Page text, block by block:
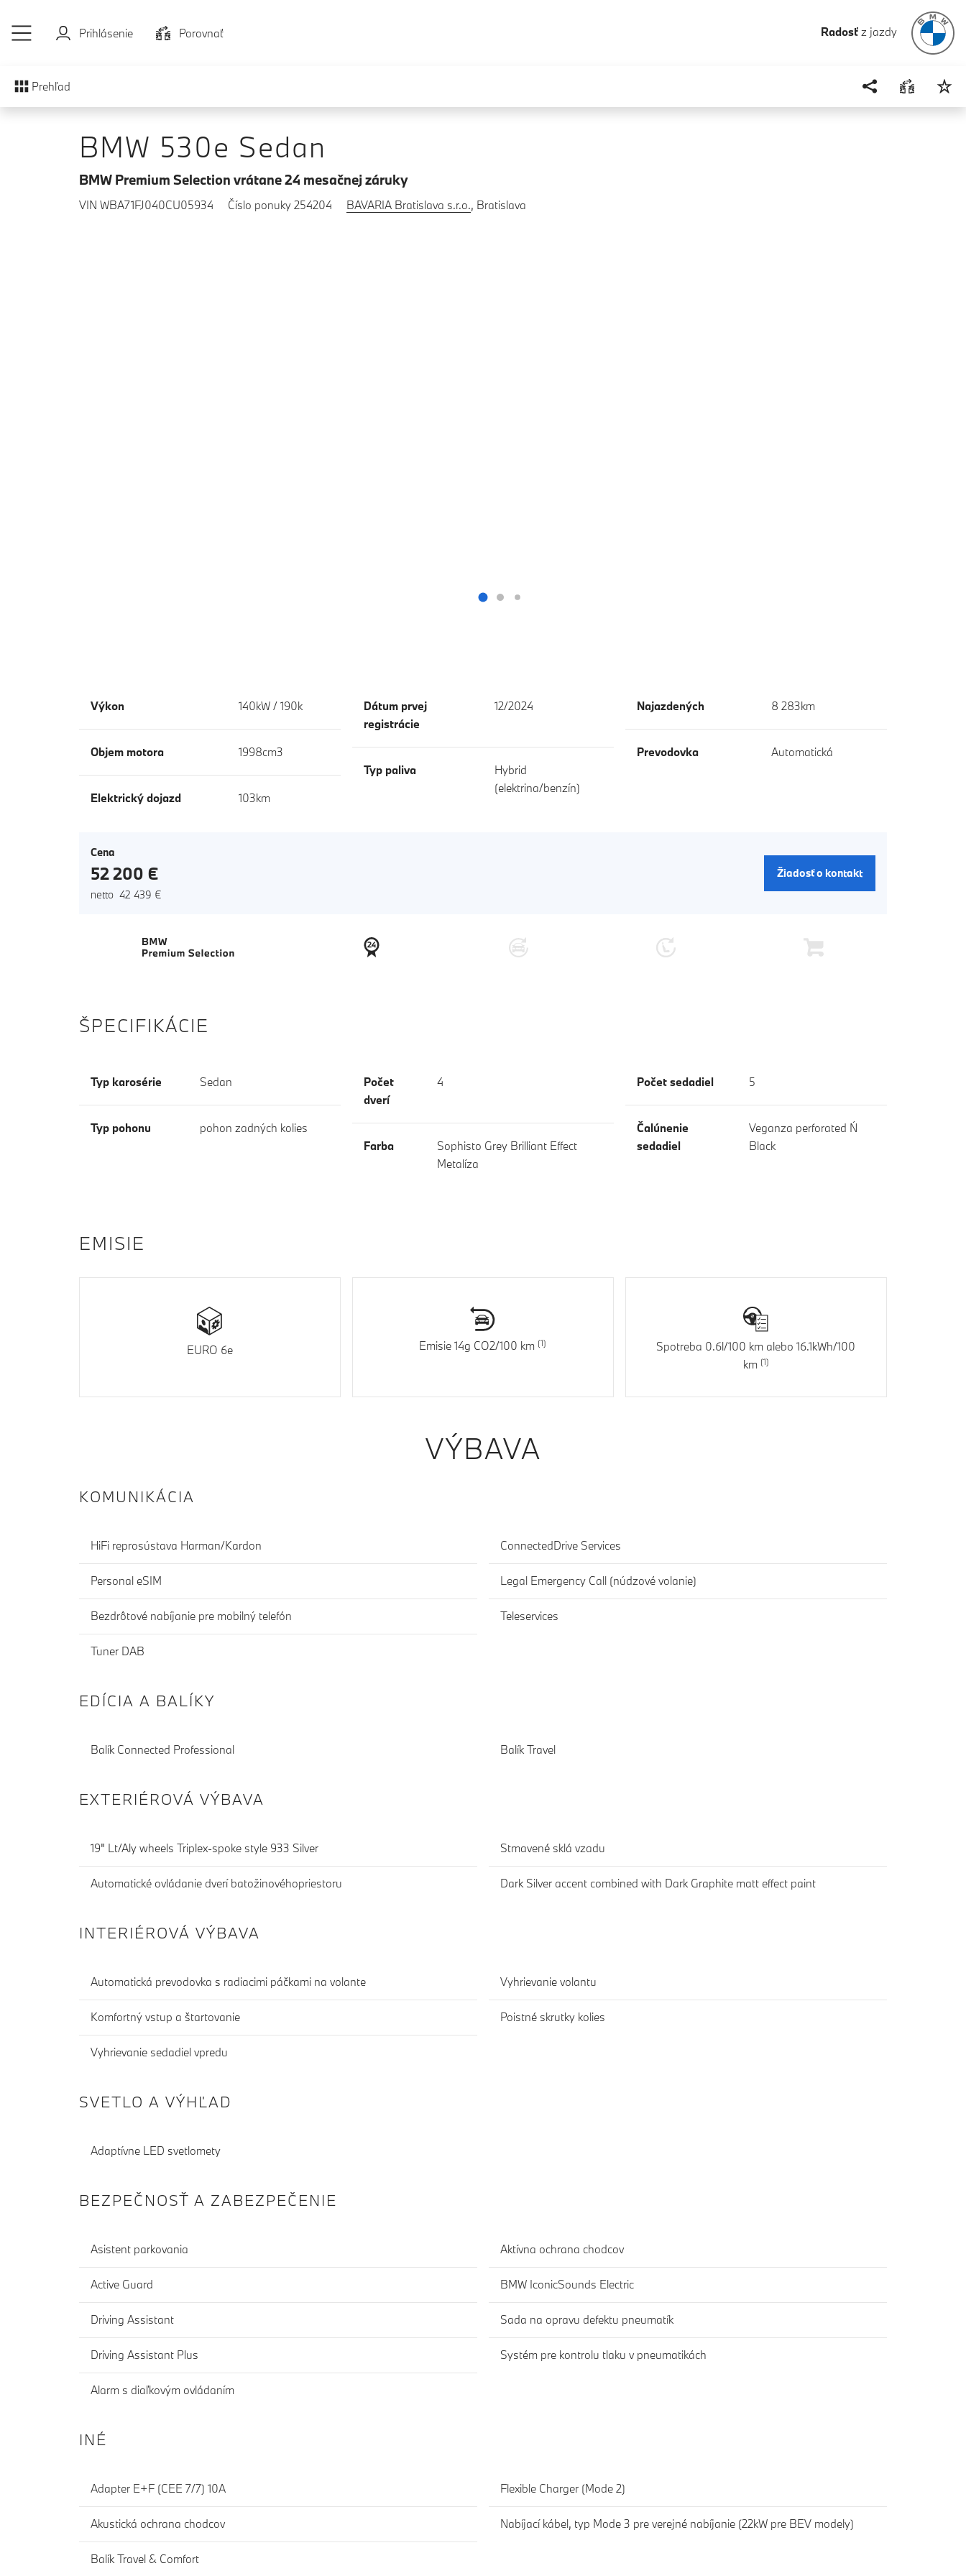
Prihlásenie
Porovnať Radosť z jazdy
Prehľad
BMW 530e Sedan
BMW Premium Selection vrátane 24 mesačnej záruky
VIN WBA71FJ040CU05934 Číslo ponuky 254204 BAVARIA Bratislava s.r.o., Bratislava
Výkon 140kW / 190k
Objem motora 1998cm3
Elektrický dojazd 103km
Dátum prvej
registrácie
12/2024
Typ paliva
Hybrid
(elektrina/benzín)
Najazdených 8 283km
Prevodovka Automatická
Cena
52 200 €
netto 42 439 €
Žiadosť o kontakt
ŠPECIFIKÁCIE
Typ karosérie Sedan
Typ pohonu pohon zadných kolies
Počet
dverí
4
Farba
Sophisto Grey Brilliant Effect
Metalíza
Počet sedadiel 5
Čalúnenie
sedadiel
Veganza perforated Ń
Black
EMISIE
EURO 6e Emisie 14g CO2/100 km
Spotreba 0.6l/100 km alebo 16.1kWh/100
km
VÝBAVA
KOMUNIKÁCIA
HiFi reprosústava Harman/Kardon
Personal eSIM
Bezdrôtové nabíjanie pre mobilný telefón
Tuner DAB
ConnectedDrive Services
Legal Emergency Call (núdzové volanie)
Teleservices
EDÍCIA A BALÍKY
Balík Connected Professional Balík Travel
EXTERIÉROVÁ VÝBAVA
19" Lt/Aly wheels Triplex-spoke style 933 Silver
Automatické ovládanie dverí batožinovéhopriestoru
Stmavené sklá vzadu
Dark Silver accent combined with Dark Graphite matt effect paint
INTERIÉROVÁ VÝBAVA
Automatická prevodovka s radiacimi páčkami na volante
Komfortný vstup a štartovanie
Vyhrievanie sedadiel vpredu
Vyhrievanie volantu
Poistné skrutky kolies
SVETLO A VÝHĽAD
Adaptívne LED svetlomety
BEZPEČNOSŤ A ZABEZPEČENIE
Asistent parkovania
Active Guard
Driving Assistant
Driving Assistant Plus
Alarm s diaľkovým ovládaním
Aktívna ochrana chodcov
BMW IconicSounds Electric
Sada na opravu defektu pneumatík
Systém pre kontrolu tlaku v pneumatikách
INÉ
Adapter E+F (CEE 7/7) 10A
Akustická ochrana chodcov
Balík Travel & Comfort
Flexible Charger (Mode 2)
Nabíjací kábel, typ Mode 3 pre verejné nabíjanie (22kW pre BEV modely)